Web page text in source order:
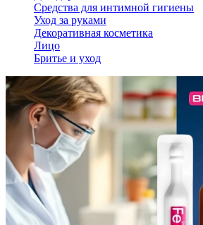
Средства для интимной гигиены
Уход за руками
Декоративная косметика
Лицо
Бритье и уход